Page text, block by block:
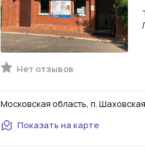
Нет отзывов
Московская область, п.
Показать на карте